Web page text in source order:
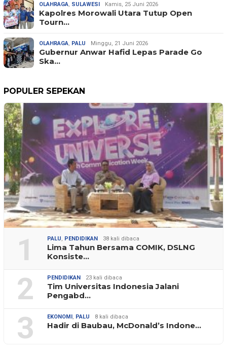
OLAHRAGA, SULAWESI Kamis, 25 Juni 2026
Kapolres Morowali Utara Tutup Open
Tourn…
OLAHRAGA, PALU Minggu, 21 Juni 2026
Gubernur Anwar Hafid Lepas Parade Go
Ska…
POPULER SEPEKAN
1 PALU, PENDIDIKAN 38 kali dibaca
Lima Tahun Bersama COMIK, DSLNG
Konsiste…
2 PENDIDIKAN 23 kali dibaca
Tim Universitas Indonesia Jalani
Pengabd…
3 EKONOMI, PALU 8 kali dibaca
Hadir di Baubau, McDonald’s Indone…